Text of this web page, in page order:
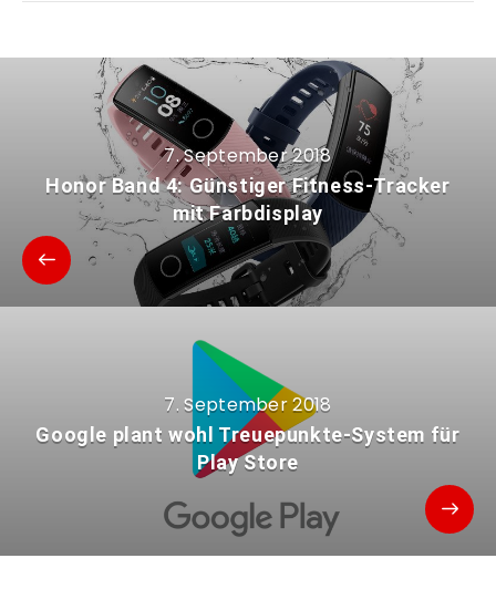
7. September 2018
Honor Band 4: Günstiger Fitness-Tracker
mit Farbdisplay
7. September 2018
Google plant wohl Treuepunkte-System für
Play Store